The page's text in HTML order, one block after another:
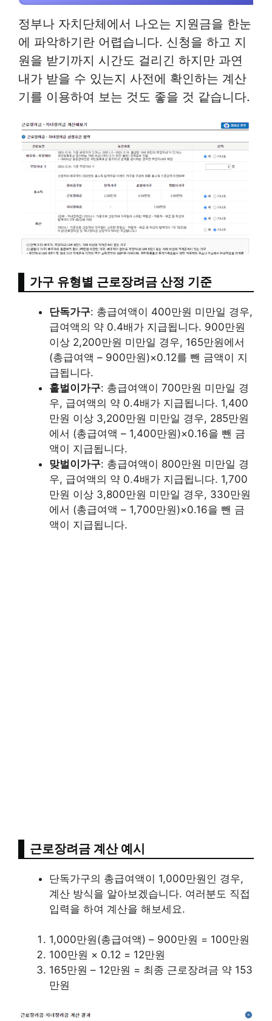
정부나 자치단체에서 나오는 지원금을 한눈
에 파악하기란 어렵습니다. 신청을 하고 지
원을 받기까지 시간도 걸리긴 하지만 과연
내가 받을 수 있는지 사전에 확인하는 계산
기를 이용하여 보는 것도 좋을 것 같습니다.
가구 유형별 근로장려금 산정 기준
단독가구: 총급여액이 400만원 미만일 경우,
급여액의 약 0.4배가 지급됩니다. 900만원
이상 2,200만원 미만일 경우, 165만원에서
(총급여액 – 900만원)×0.12를 뺀 금액이 지
급됩니다.
홑벌이가구: 총급여액이 700만원 미만일 경
우, 급여액의 약 0.4배가 지급됩니다. 1,400
만원 이상 3,200만원 미만일 경우, 285만원
에서 (총급여액 – 1,400만원)×0.16을 뺀 금
액이 지급됩니다.
맞벌이가구: 총급여액이 800만원 미만일 경
우, 급여액의 약 0.4배가 지급됩니다. 1,700
만원 이상 3,800만원 미만일 경우, 330만원
에서 (총급여액 – 1,700만원)×0.16을 뺀 금
액이 지급됩니다.
근로장려금 계산 예시
단독가구의 총급여액이 1,000만원인 경우,
계산 방식을 알아보겠습니다. 여러분도 직접
입력을 하여 계산을 해보세요.
1,000만원(총급여액) – 900만원 = 100만원
100만원 × 0.12 = 12만원
165만원 – 12만원 = 최종 근로장려금 약 153
만원